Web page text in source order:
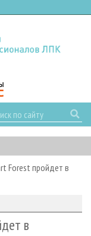
Forest пройдет в
в